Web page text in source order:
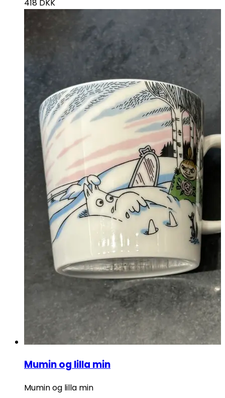
418 DKK
Mumin og lilla min
Mumin og lilla min